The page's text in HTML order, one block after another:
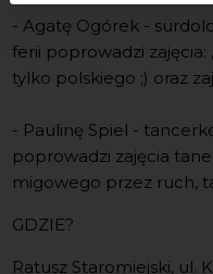
- Agatę Ogórek -
ferii poprowadzi zajęcia:
tylko polskiego ;) oraz
- Paulinę Spiel -
poprowadzi zajęcia
migowego przez ruch,
GDZIE?
Ratusz Staromiejski, ul.